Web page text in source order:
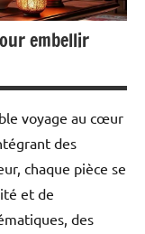
embellir
voyage au cœur
des
chaque pièce se
et de
des